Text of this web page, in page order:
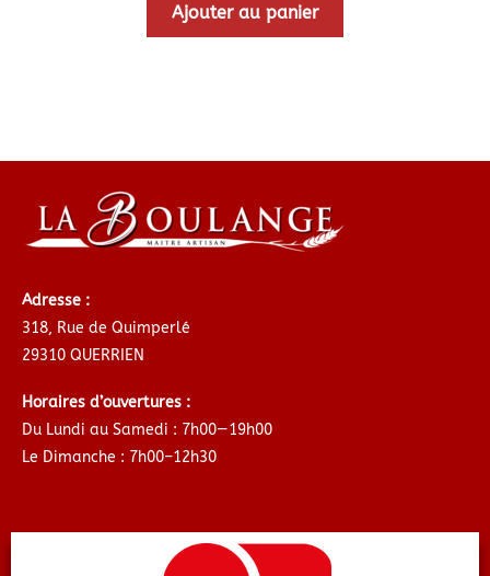
Ajouter au panier
Adresse :
318, Rue de Quimperlé
29310 QUERRIEN
Horaires d’ouvertures :
Du Lundi au Samedi : 7h00—19h00
Le Dimanche : 7h00–12h30